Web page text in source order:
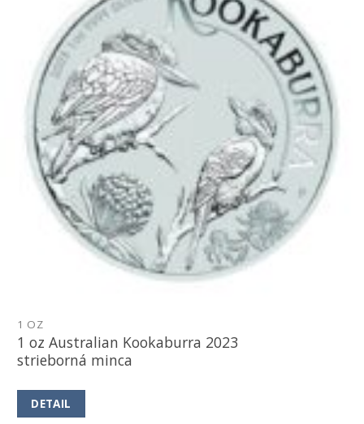
1 OZ
1 oz Australian Kookaburra 2023
strieborná minca
DETAIL